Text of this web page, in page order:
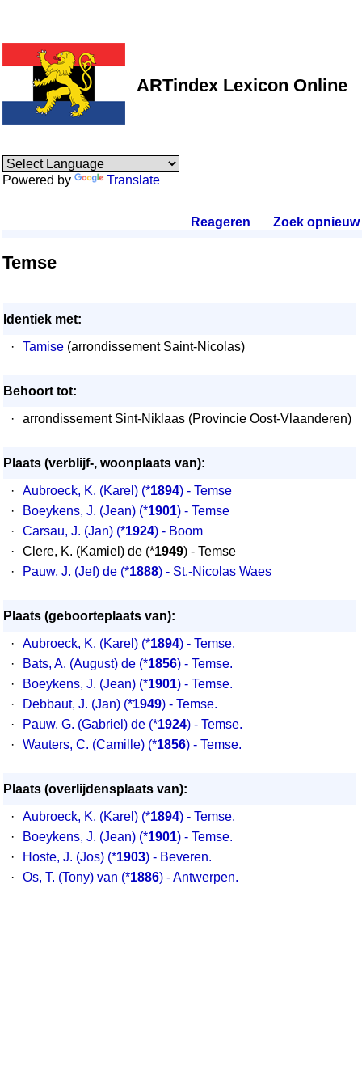
ARTindex Lexicon Online
Powered by Translate
Reageren Zoek opnieuw.
Temse
Identiek met:
·
Tamise (arrondissement Saint-Nicolas)
Behoort tot:
·
arrondissement Sint-Niklaas (Provincie Oost-Vlaanderen)
Plaats (verblijf-, woonplaats van):
·
Aubroeck, K. (Karel) (*1894) - Temse
·
Boeykens, J. (Jean) (*1901) - Temse
·
Carsau, J. (Jan) (*1924) - Boom
·
Clere, K. (Kamiel) de (*1949) - Temse
·
Pauw, J. (Jef) de (*1888) - St.-Nicolas Waes
Plaats (geboorteplaats van):
·
Aubroeck, K. (Karel) (*1894) - Temse.
·
Bats, A. (August) de (*1856) - Temse.
·
Boeykens, J. (Jean) (*1901) - Temse.
·
Debbaut, J. (Jan) (*1949) - Temse.
·
Pauw, G. (Gabriel) de (*1924) - Temse.
·
Wauters, C. (Camille) (*1856) - Temse.
Plaats (overlijdensplaats van):
·
Aubroeck, K. (Karel) (*1894) - Temse.
·
Boeykens, J. (Jean) (*1901) - Temse.
·
Hoste, J. (Jos) (*1903) - Beveren.
·
Os, T. (Tony) van (*1886) - Antwerpen.